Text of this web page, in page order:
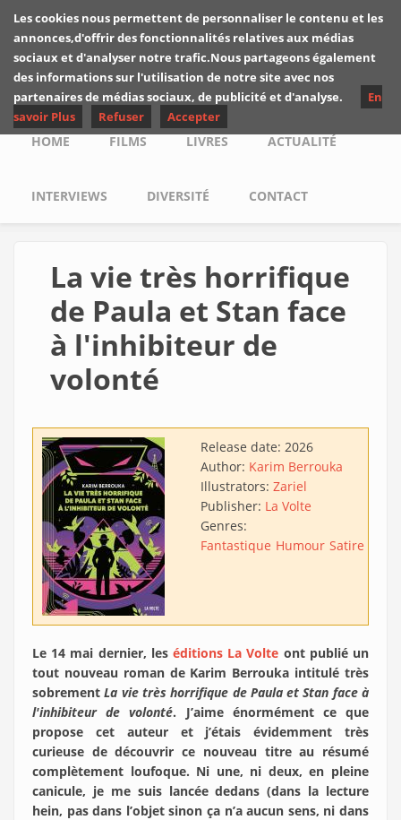
Skip to main content
Les critiques de
Yuyine
Main menu
HOME FILMS LIVRES ACTUALITÉ
INTERVIEWS DIVERSITÉ CONTACT
La vie très horrifique
de Paula et Stan face
à l'inhibiteur de
volonté
Release date: 2026
Author: Karim Berrouka
Illustrators: Zariel
Publisher: La Volte
Genres:
Fantastique Humour Satire
Le 14 mai dernier, les éditions La Volte ont publié un
tout nouveau roman de Karim Berrouka intitulé très
sobrementLa vie très horrifique de Paula et Stan face à
l'inhibiteur de volonté. J’aime énormément ce que
propose cet auteur et j’étais évidemment très
curieuse de découvrir ce nouveau titre au résumé
complètement loufoque. Ni une, ni deux, en pleine
canicule, je me suis lancée dedans (dans la lecture
hein, pas dans l’objet sinon ça n’a aucun sens, ni dans
Les cookies nous permettent de personnaliser le contenu et les
annonces,d'offrir des fonctionnalités relatives aux médias
sociaux et d'analyser notre trafic.Nous partageons également
des informations sur l'utilisation de notre site avec nos
partenaires de médias sociaux, de publicité et d'analyse.
En
savoir Plus
Refuser Accepter